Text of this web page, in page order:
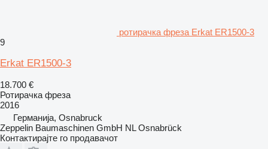
ротирачка фреза Erkat ER1500-3
9
Erkat ER1500-3
18.700 €
Ротирачка фреза
2016
Германија, Osnabruck
Zeppelin Baumaschinen GmbH NL Osnabrück
Контактирајте го продавачот